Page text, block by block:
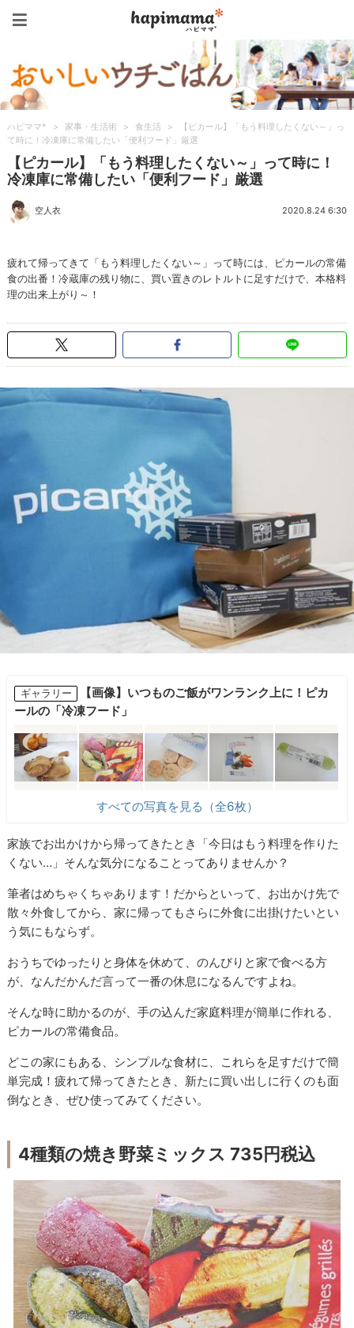
ハピママ* > 家事・生活術 > 食生活 >
【ピカール】「もう料理したくない～」っ
て時に！冷凍庫に常備したい「便利フード」厳選
【ピカール】「もう料理したくない～」って時に！
冷凍庫に常備したい「便利フード」厳選
空人衣 2020.8.24 6:30
疲れて帰ってきて「もう料理したくない～」って時には、ピカールの常備
食の出番！冷蔵庫の残り物に、買い置きのレトルトに足すだけで、本格料
理の出来上がり～！
ギャラリー
【画像】いつものご飯がワンランク上に！ピカ
ールの「冷凍フード」
すべての写真を見る（全6枚）
家族でお出かけから帰ってきたとき「今日はもう料理を作りた
くない…」そんな気分になることってありませんか？
筆者はめちゃくちゃあります！だからといって、お出かけ先で
散々外食してから、家に帰ってもさらに外食に出掛けたいとい
う気にもならず。
おうちでゆったりと身体を休めて、のんびりと家で食べる方
が、なんだかんだ言って一番の休息になるんですよね。
そんな時に助かるのが、手の込んだ家庭料理が簡単に作れる、
ピカールの常備食品。
どこの家にもある、シンプルな食材に、これらを足すだけで簡
単完成！疲れて帰ってきたとき、新たに買い出しに行くのも面
倒なとき、ぜひ使ってみてください。
4種類の焼き野菜ミックス 735円税込